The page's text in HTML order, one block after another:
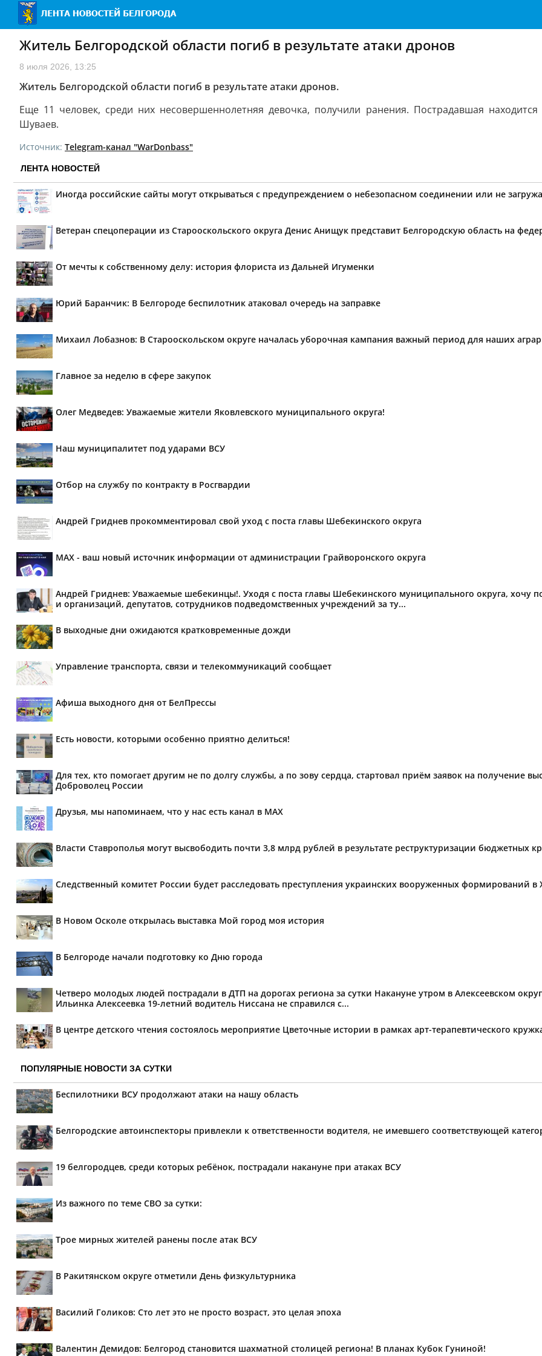
Житель Белгородской области погиб в результате атаки дронов
8 июля 2026, 13:25
Житель Белгородской области погиб в результате атаки дронов.
Еще 11 человек, среди них несовершеннолетняя девочка, получили ранения. Пострадавшая
Шуваев.
Источник: Telegram-канал "WarDonbass"
ЛЕНТА НОВОСТЕЙ
Иногда российские сайты могут открываться с предупреждением о небезопасном соединении или не
Ветеран спецоперации из Старооскольского округа Денис Анищук представит Белгородскую область на
От мечты к собственному делу: история флориста из Дальней Игуменки
Юрий Баранчик: В Белгороде беспилотник атаковал очередь на заправке
Михаил Лобазнов: В Старооскольском округе началась уборочная кампания важный период для наших
Главное за неделю в сфере закупок
Олег Медведев: Уважаемые жители Яковлевского муниципального округа!
Наш муниципалитет под ударами ВСУ
Отбор на службу по контракту в Росгвардии
Андрей Гриднев прокомментировал свой уход с поста главы Шебекинского округа
MAX - ваш новый источник информации от администрации Грайворонского округа
Андрей Гриднев: Уважаемые шебекинцы!. Уходя с поста главы Шебекинского муниципального округа, хочу
и организаций, депутатов, сотрудников подведомственных учреждений за ту...
В выходные дни ожидаются кратковременные дожди
Управление транспорта, связи и телекоммуникаций сообщает
Афиша выходного дня от БелПрессы
Есть новости, которыми особенно приятно делиться!
Для тех, кто помогает другим не по долгу службы, а по зову сердца, стартовал приём заявок на получение
Доброволец России
Друзья, мы напоминаем, что у нас есть канал в МАХ
Власти Ставрополья могут высвободить почти 3,8 млрд рублей в результате реструктуризации бюджетных
Следственный комитет России будет расследовать преступления украинских вооруженных формирований в
В Новом Осколе открылась выставка Мой город моя история
В Белгороде начали подготовку ко Дню города
Четверо молодых людей пострадали в ДТП на дорогах региона за сутки Накануне утром в Алексеевском
Ильинка Алексеевка 19-летний водитель Ниссана не справился с...
В центре детского чтения состоялось мероприятие Цветочные истории в рамках арт-терапевтического
ПОПУЛЯРНЫЕ НОВОСТИ ЗА СУТКИ
Беспилотники ВСУ продолжают атаки на нашу область
Белгородские автоинспекторы привлекли к ответственности водителя, не имевшего соответствующей
19 белгородцев, среди которых ребёнок, пострадали накануне при атаках ВСУ
Из важного по теме СВО за сутки:
Трое мирных жителей ранены после атак ВСУ
В Ракитянском округе отметили День физкультурника
Василий Голиков: Сто лет это не просто возраст, это целая эпоха
Валентин Демидов: Белгород становится шахматной столицей региона! В планах Кубок Гуниной!